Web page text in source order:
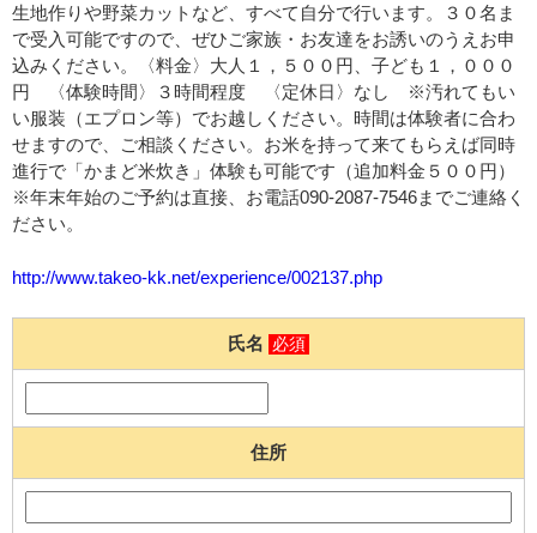
生地作りや野菜カットなど、すべて自分で行います。３０名ま
で受入可能ですので、ぜひご家族・お友達をお誘いのうえお申
込みください。〈料金〉大人１，５００円、子ども１，０００
円 〈体験時間〉３時間程度 〈定休日〉なし ※汚れてもい
い服装（エプロン等）でお越しください。時間は体験者に合わ
せますので、ご相談ください。お米を持って来てもらえば同時
進行で「かまど米炊き」体験も可能です（追加料金５００円）
※年末年始のご予約は直接、お電話090-2087-7546までご連絡く
ださい。
http://www.takeo-kk.net/experience/002137.php
氏名 必須
住所